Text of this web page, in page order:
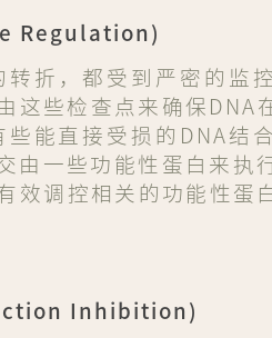
Regulation)
折，都受到严密的监
些检查点来确保DNA
能直接受损的DNA结
一些功能性蛋白来执
效调控相关的功能性蛋
Inhibition)